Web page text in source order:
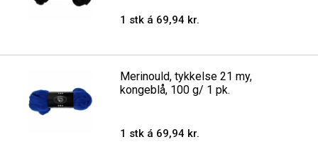
1 stk á 69,94 kr.
Merinould, tykkelse 21 my,
kongeblå, 100 g/ 1 pk.
1 stk á 69,94 kr.